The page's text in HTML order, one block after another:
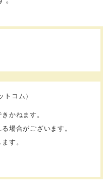
トコム）
かねます。
場合がございます。
す。